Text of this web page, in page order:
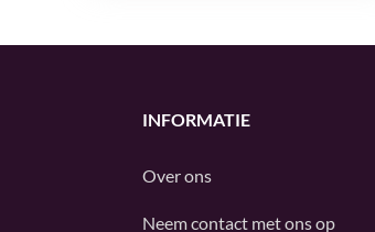
INFORMATIE
Over ons
Neem contact met ons op